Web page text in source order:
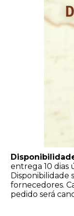
entrega 10 dias
Disponibilidade
fornecedores.
pedido será